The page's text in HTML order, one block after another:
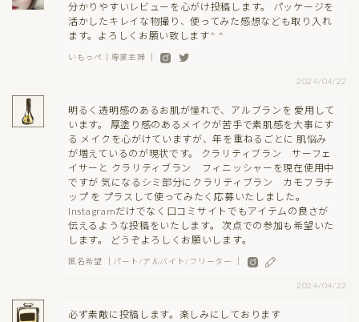
分かりやすいレビューを心がけ投稿します。 パッケージを
活かしたキレイな物撮り、使ってみた感想なども取り入れ
ます。よろしくお願い致します^ ^
いもっぺ｜専業主婦 ｜
2024/04/22
明るく透明感のあるお肌が憧れで、アルブランを 愛用して
います。 厚塗り感のあるメイクが苦手で素肌感を大事にす
る メイクを心がけていますが、年を重ねるごとに 肌悩み
が増えているのが現状です。 クラリティブラン サーフェ
イサーと クラリティブラン フィニッシャーを現在使用中
ですが 気になるシミ部分にクラリティブラン カモフラチ
ップ を プラスして使ってみたく応募いたしました。
Instagramだけでなく口コミサイトでもアイテムの良さが
伝えるような投稿をいたします。 次点での参加も希望いた
します。 どうぞよろしくお願いします。
匿名希望 ｜パート/アルバイト/フリーター ｜
2024/04/22
必ず素敵に投稿します。楽しみにしております